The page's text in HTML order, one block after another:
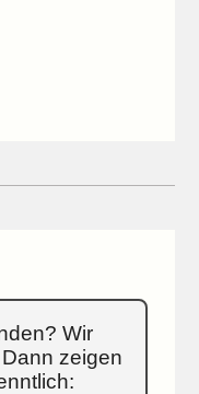
Wir
zeigen